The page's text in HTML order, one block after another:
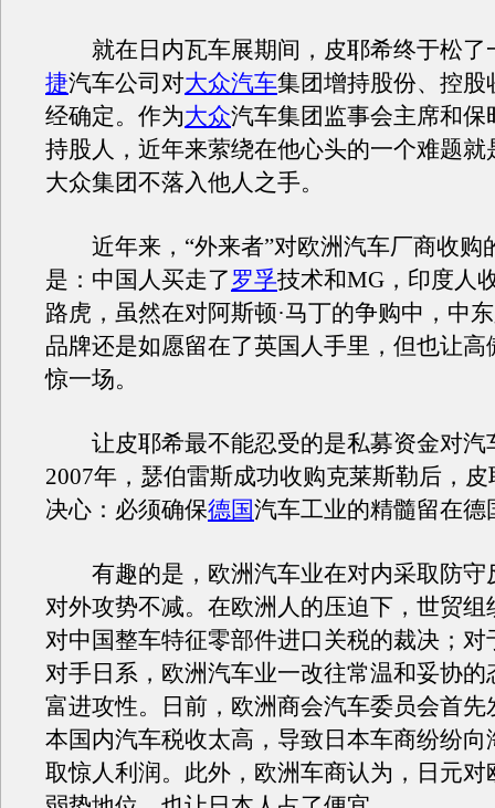
就在日内瓦车展期间，皮耶希终于松了
捷汽车公司对大众汽车集团增持股份、控股
经确定。作为大众汽车集团监事会主席和保
持股人，近年来萦绕在他心头的一个难题就
大众集团不落入他人之手。
近年来，“外来者”对欧洲汽车厂商收购
是：中国人买走了罗孚技术和MG，印度人
路虎，虽然在对阿斯顿·马丁的争购中，中
品牌还是如愿留在了英国人手里，但也让高
惊一场。
让皮耶希最不能忍受的是私募资金对汽
2007年，瑟伯雷斯成功收购克莱斯勒后，
决心：必须确保德国汽车工业的精髓留在德
有趣的是，欧洲汽车业在对内采取防守
对外攻势不减。在欧洲人的压迫下，世贸组
对中国整车特征零部件进口关税的裁决；对
对手日系，欧洲汽车业一改往常温和妥协的
富进攻性。日前，欧洲商会汽车委员会首先
本国内汽车税收太高，导致日本车商纷纷向
取惊人利润。此外，欧洲车商认为，日元对